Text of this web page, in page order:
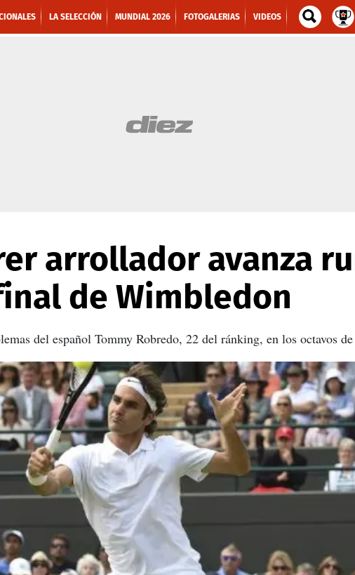
LA SELECCIÓN MUNDIAL 2026 FOTOGALERIAS VIDEOS
arrollador avanza
de Wimbledon
del español Tommy Robredo, 22 del ránking, en los octavos